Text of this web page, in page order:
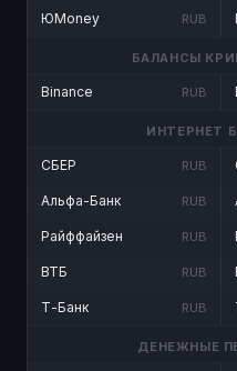
ЮMoney RUB
БАЛАНСЫ
Binance RUB
ИНТЕРНЕТ
СБЕР RUB
Альфа-Банк RUB
Райффайзен RUB
ВТБ RUB
Т-Банк RUB
ДЕНЕЖНЫЕ